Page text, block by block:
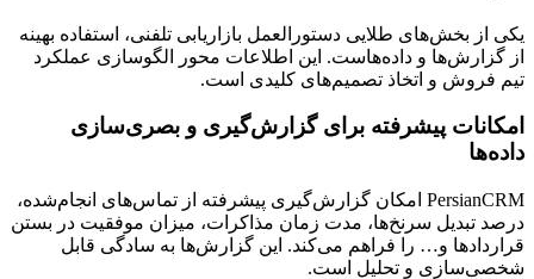
یکی از بخش‌های طلایی دستورالعمل بازاریابی تلفنی، استفاده بهینه
از گزارش‌ها و داده‌هاست. این اطلاعات محور الگوسازی عملکرد
تیم فروش و اتخاذ تصمیم‌های کلیدی است.
امکانات پیشرفته برای گزارش‌گیری و بصری‌سازی
داده‌ها
PersianCRM امکان گزارش‌گیری پیشرفته از تماس‌های انجام‌شده،
درصد تبدیل سرنخ‌ها، مدت زمان مذاکرات، میزان موفقیت در بستن
قراردادها و… را فراهم می‌کند. این گزارش‌ها به سادگی قابل
شخصی‌سازی و تحلیل است.